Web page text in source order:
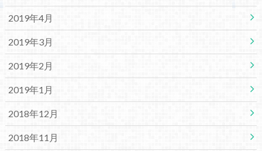
2019年4月
2019年3月
2019年2月
2019年1月
2018年12月
2018年11月